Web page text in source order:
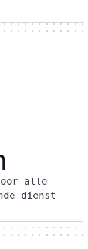
alle
dienst